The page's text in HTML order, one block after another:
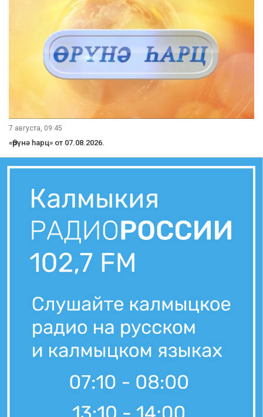
7 августа, 09:45
«Өрүнә һарц» от 07.08.2026.